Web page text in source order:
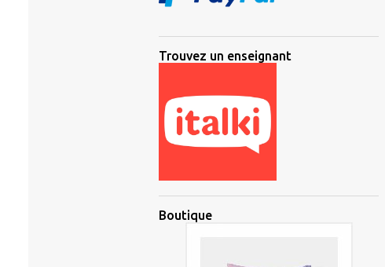
Trouvez un enseignant
Boutique